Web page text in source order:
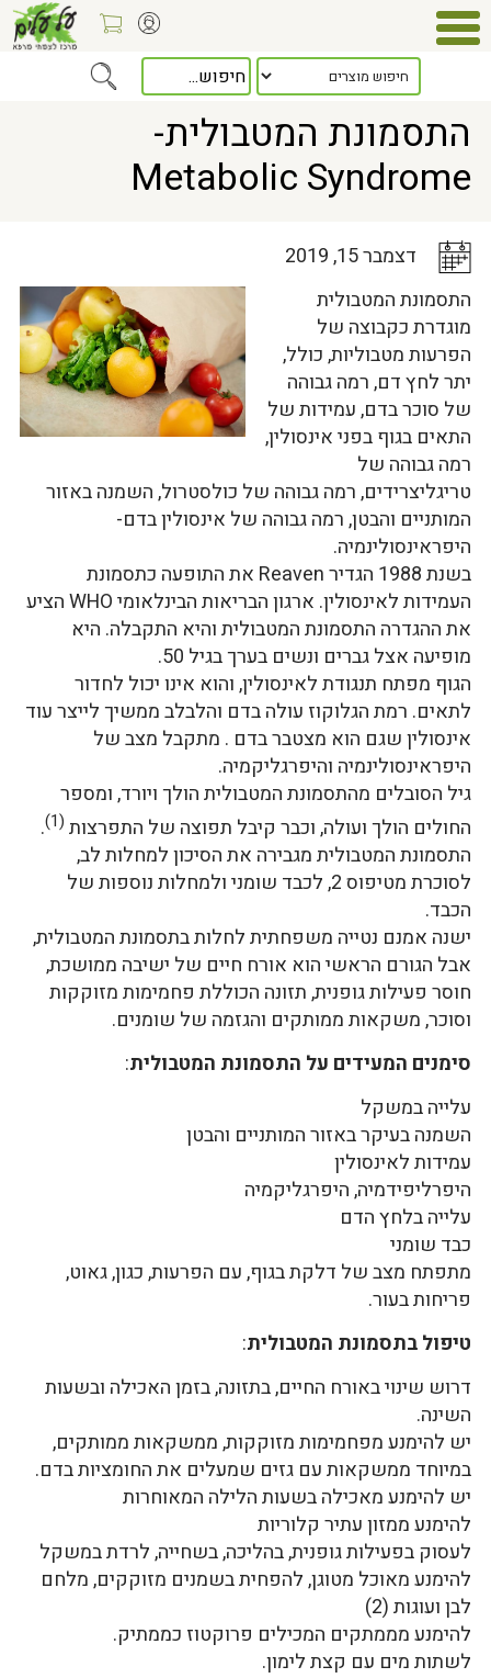
כלל המאמרים> התסמונת המטבולית- Metabolic Syndrome
התסמונת המטבולית-
Metabolic Syndrome
דצמבר 15, 2019
התסמונת המטבולית
מוגדרת כקבוצה של
הפרעות מטבוליות, כולל,
יתר לחץ דם, רמה גבוהה
של סוכר בדם, עמידות של
התאים בגוף בפני אינסולין,
רמה גבוהה של
טריגליצרידים, רמה גבוהה של כולסטרול, השמנה באזור
המותניים והבטן, רמה גבוהה של אינסולין בדם-
היפראינסולינמיה.
בשנת 1988 הגדיר Reaven את התופעה כתסמונת
העמידות לאינסולין. ארגון הבריאות הבינלאומי WHO הציע
את ההגדרה התסמונת המטבולית והיא התקבלה. היא
מופיעה אצל גברים ונשים בערך בגיל 50.
הגוף מפתח תנגודת לאינסולין, והוא אינו יכול לחדור
לתאים. רמת הגלוקוז עולה בדם והלבלב ממשיך לייצר עוד
אינסולין שגם הוא מצטבר בדם . מתקבל מצב של
היפראינסולינמיה והיפרגליקמיה.
גיל הסובלים מהתסמונת המטבולית הולך ויורד, ומספר
החולים הולך ועולה, וכבר קיבל תפוצה של התפרצות (1)
.
התסמונת המטבולית מגבירה את הסיכון למחלות לב,
לסוכרת מטיפוס 2, לכבד שומני ולמחלות נוספות של
הכבד.
ישנה אמנם נטייה משפחתית לחלות בתסמונת המטבולית,
אבל הגורם הראשי הוא אורח חיים של ישיבה ממושכת,
חוסר פעילות גופנית, תזונה הכוללת פחמימות מזוקקות
וסוכר, משקאות ממותקים והגזמה של שומנים.
סימנים המעידים על התסמונת המטבולית:
עלייה במשקל
השמנה בעיקר באזור המותניים והבטן
עמידות לאינסולין
היפרליפידמיה, היפרגליקמיה
עלייה בלחץ הדם
כבד שומני
מתפתח מצב של דלקת בגוף, עם הפרעות, כגון, גאוט,
פריחות בעור.
טיפול בתסמונת המטבולית:
דרוש שינוי באורח החיים, בתזונה, בזמן האכילה ובשעות
השינה.
יש להימנע מפחמימות מזוקקות, ממשקאות ממותקים,
במיוחד ממשקאות עם גזים שמעלים את החומציות בדם.
יש להימנע מאכילה בשעות הלילה המאוחרות
להימנע ממזון עתיר קלוריות
לעסוק בפעילות גופנית, בהליכה, בשחייה, לרדת במשקל
להימנע מאוכל מטוגן, להפחית בשמנים מזוקקים, מלחם
לבן ועוגות (2)
להימנע מממתקים המכילים פרוקטוז כממתיק.
לשתות מים עם קצת לימון.